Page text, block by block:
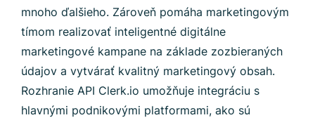
mnoho ďalšieho. Zároveň pomáha marketingovým
tímom realizovať inteligentné digitálne
marketingové kampane na základe zozbieraných
údajov a vytvárať kvalitný marketingový obsah.
Rozhranie API Clerk.io umožňuje integráciu s
hlavnými podnikovými platformami, ako sú